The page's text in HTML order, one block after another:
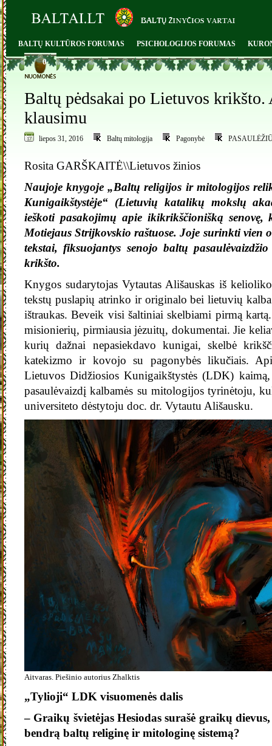
BALTŲ KULTŪROS FORUMAS PSICHOLOGIJOS FORUMAS
0
Baltų pėdsakai po Lietuvos krikšto.
klausimu
liepos 31, 2016 Baltų mitologija Pagonybė
Rosita GARŠKAITĖ\\Lietuvos žinios
Naujoje knygoje „Baltų religijos ir mitologijos
Kunigaikštystėje“ (Lietuvių katalikų mokslų
ieškoti pasakojimų apie ikikrikščionišką
Motiejaus Strijkovskio raštuose. Joje surinkti
tekstai, fiksuojantys senojo baltų
krikšto.
Knygos sudarytojas Vytautas Ališauskas iš
tekstų puslapių atrinko ir originalo bei lietuvių
ištraukas. Beveik visi šaltiniai skelbiami pirmą
misionierių, pirmiausia jėzuitų, dokumentai. Jie
kurių dažnai nepasiekdavo kunigai, skelbė
katekizmo ir kovojo su pagonybės likučiais.
Lietuvos Didžiosios Kunigaikštystės (LDK)
pasaulėvaizdį kalbamės su mitologijos tyrinėtoju,
universiteto dėstytoju doc. dr. Vytautu Ališausku.
Aitvaras. Piešinio autorius Zhalktis
„Tylioji“ LDK visuomenės dalis
– Graikų švietėjas Hesiodas surašė graikų
bendrą baltų religinę ir mitologinę sistemą?